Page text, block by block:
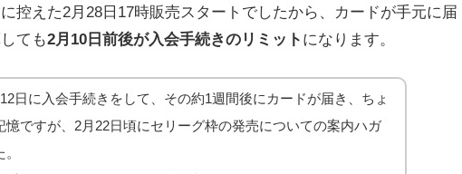
控えた2月28日17時販売スタートでしたから、カードが手元に届
ても2月10日前後が入会手続きのリミット になります。
日に入会手続きをして、その約1週間後にカードが届き、ちょ
憶ですが、2月22日頃にセリーグ枠の発売についての案内ハガ